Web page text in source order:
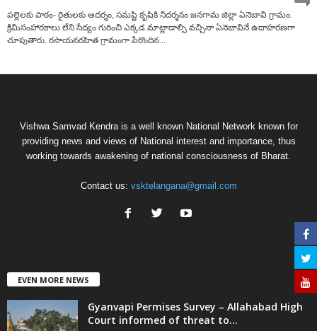
పల్లెలకు పాఠం- రైతులకు ఆదర్శం, సమష్టి కృషికి నిదర్శనం జనగామ జిల్లా ఏనెబావి గ్రామం.
క్రిమిసంహారకాలు లేని సేద్యం గురించి ఎక్కడ మాట్లాడాల్సి వచ్చినా ఏనెబావినే ఉదాహరణగా
చూపుతారు. రసాయనరహిత గ్రామంగా పేరొందిన...
Vishwa Samvad Kendra is a well known National Network known for
providing news and views of National interest and importance, thus
working towards awakening of national consciousness of Bharat.
Contact us: vsktelangana@gmail.com
EVEN MORE NEWS
Gyanvapi Permises Survey – Allahabad High
Court informed of threat to...